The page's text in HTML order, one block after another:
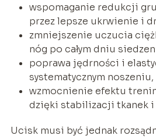
wspomaganie redukcji
przez lepsze ukrwienie i
zmniejszenie uczucia
nóg po całym dniu
poprawa jędrności i
systematycznym noszeniu,
wzmocnienie efektu
dzięki stabilizacji tkanek i
Ucisk musi być jednak